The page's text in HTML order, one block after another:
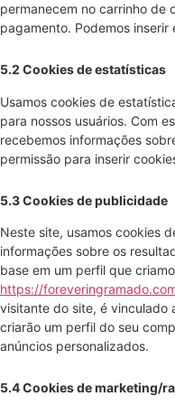
permanecem no carrinho de
pagamento. Podemos inserir
5.2 Cookies de estatísticas
Usamos cookies de
para nossos usuários. Com
recebemos informações
permissão para inserir
5.3 Cookies de publicidade
Neste site, usamos cookies
informações sobre os
base em um perfil que
https://
visitante do site, é vinculado
criarão um perfil do seu
anúncios personalizados.
5.4 Cookies de marketing/